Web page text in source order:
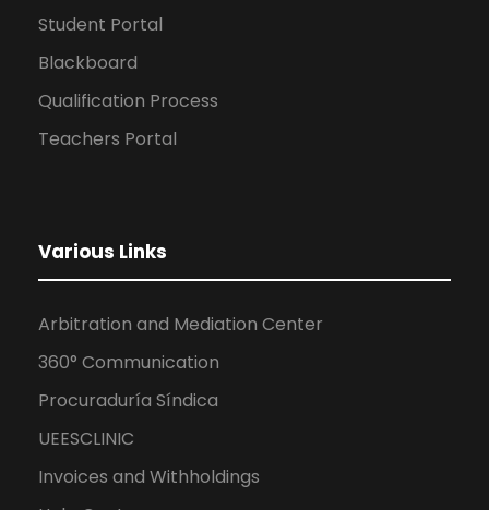
Student Portal
Blackboard
Qualification Process
Teachers Portal
Various Links
Arbitration and Mediation Center
360° Communication
Procuraduría Síndica
UEESCLINIC
Invoices and Withholdings